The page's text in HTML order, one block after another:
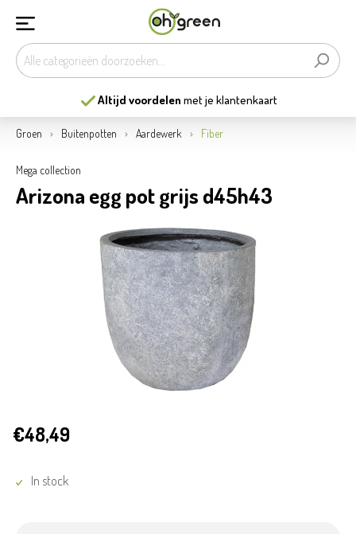
Altijd voordelen met je klantenkaart
Groen Buitenpotten Aardewerk Fiber
Mega collection
Arizona egg pot grijs d45h43
€48,49
In stock